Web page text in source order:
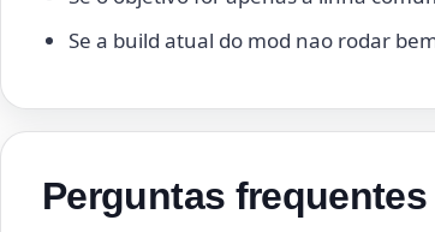
Se a build atual do mod nao rodar
Perguntas frequentes